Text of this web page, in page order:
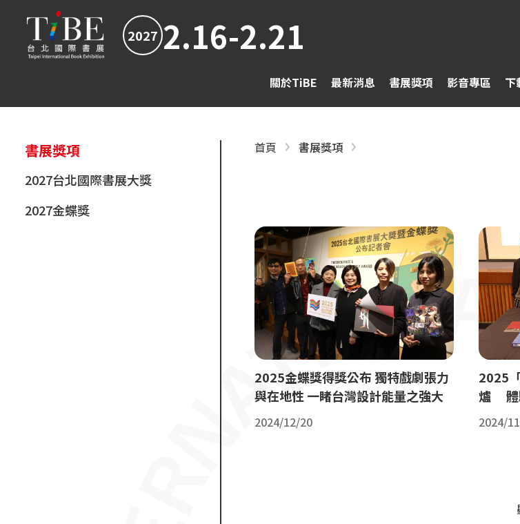
2027 2.16-2.21
關於TiBE 最新消息 書展獎項 影音專區 下
書展獎項
2027台北國際書展大獎
2027金蝶獎
首頁 書展獎項
2025金蝶獎得獎公布 獨特戲劇張力
與在地性 一睹台灣設計能量之強大
2024/12/20
2025
爐 體
越國際
2024/